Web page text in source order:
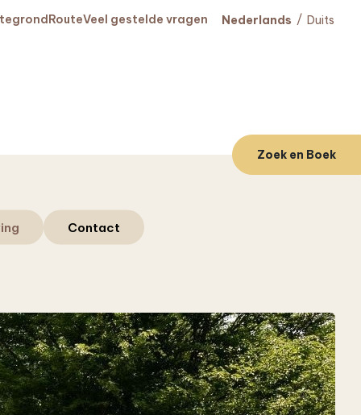
RouteVeel gestelde vragen Nederlands Duits
Contact
Zoek en Boek